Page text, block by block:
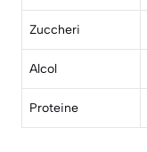
Zuccheri
Alcol
Proteine